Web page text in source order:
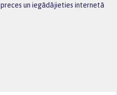
un iegādājieties internetā